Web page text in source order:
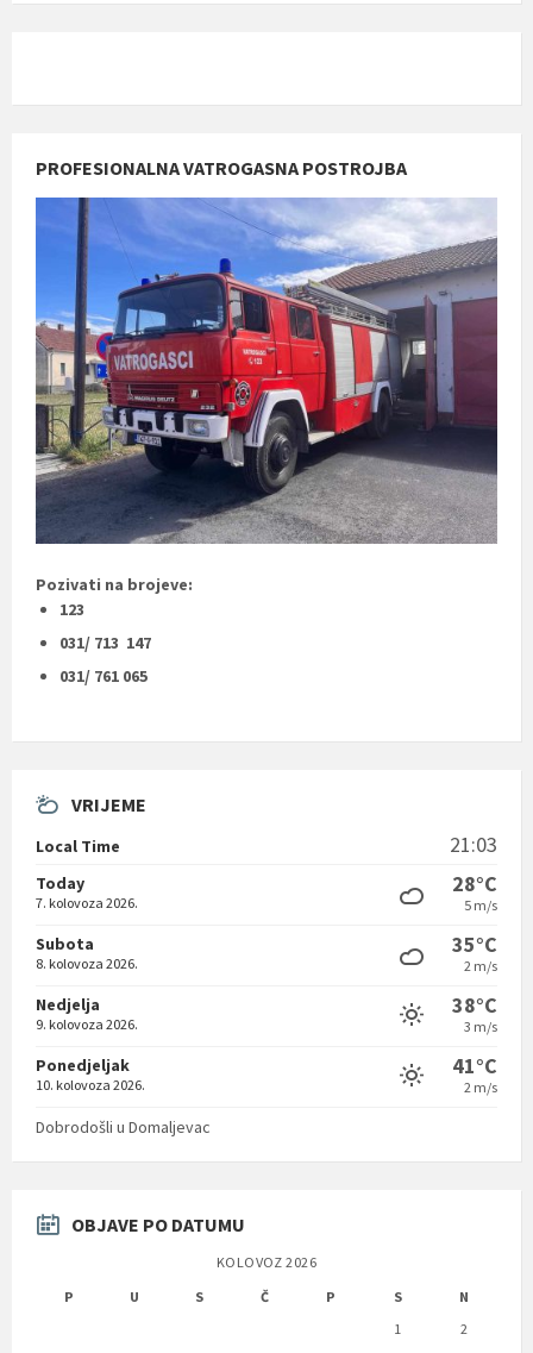
PROFESIONALNA VATROGASNA POSTROJBA
Pozivati na brojeve:
123
031/ 713 147
031/ 761 065
VRIJEME
Local Time 21:03
Today
7. kolovoza 2026.
28°C
5 m/s
Subota
8. kolovoza 2026.
35°C
2 m/s
Nedjelja
9. kolovoza 2026.
38°C
3 m/s
Ponedjeljak
10. kolovoza 2026.
41°C
2 m/s
Dobrodošli u Domaljevac
OBJAVE PO DATUMU
KOLOVOZ 2026
P
U S Č P S
N
1
2